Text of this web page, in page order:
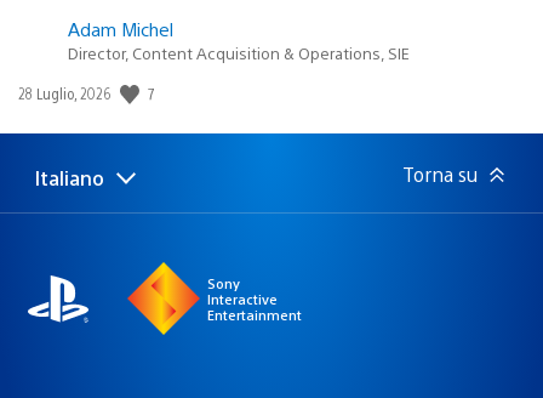
Adam Michel
Director, Content Acquisition & Operations, SIE
Data
pubblicazione:
28 Luglio, 2026 7
Seleziona
Regione
Italiano Torna su
Sony
Interactive
Entertainment